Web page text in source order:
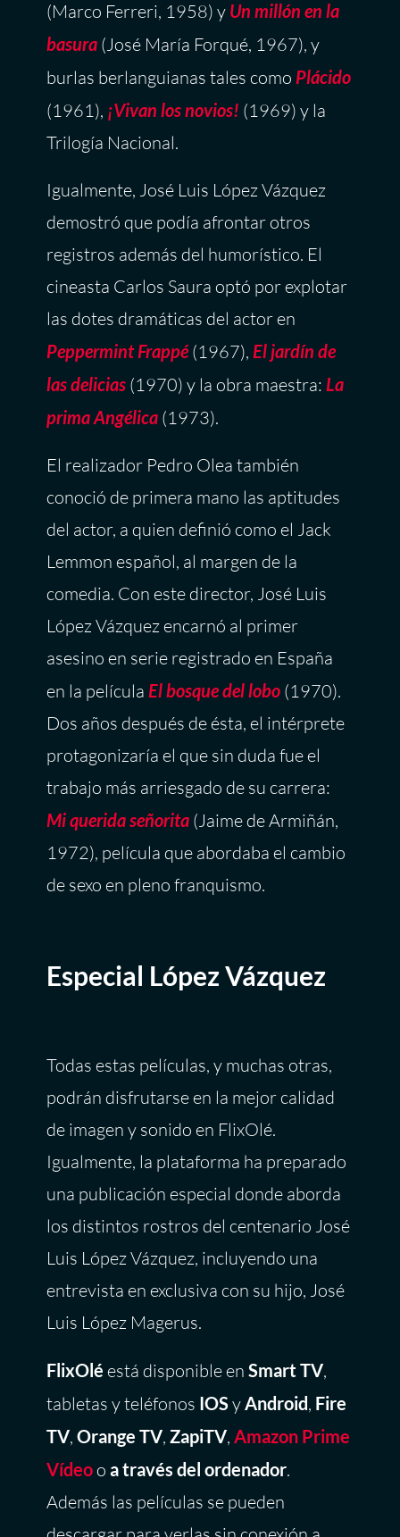
(Marco Ferreri, 1958) y Un millón en la
basura (José María Forqué, 1967), y
burlas berlanguianas tales como Plácido
(1961), ¡Vivan los novios! (1969) y la
Trilogía Nacional.
Igualmente, José Luis López Vázquez
demostró que podía afrontar otros
registros además del humorístico. El
cineasta Carlos Saura optó por explotar
las dotes dramáticas del actor en
Peppermint Frappé(1967),El jardín de
las delicias (1970) y la obra maestra:La
prima Angélica (1973).
El realizador Pedro Olea también
conoció de primera mano las aptitudes
del actor, a quien definió como el Jack
Lemmon español, al margen de la
comedia. Con este director, José Luis
López Vázquez encarnó al primer
asesino en serie registrado en España
en la películaEl bosque del lobo (1970).
Dos años después de ésta, el intérprete
protagonizaría el que sin duda fue el
trabajo más arriesgado de su carrera:
Mi querida señorita (Jaime de Armiñán,
1972), película que abordaba el cambio
de sexo en pleno franquismo.
Especial López Vázquez
Todas estas películas, y muchas otras,
podrán disfrutarse en la mejor calidad
de imagen y sonido en FlixOlé.
Igualmente, la plataforma ha preparado
una publicación especial donde aborda
los distintos rostros del centenario José
Luis López Vázquez, incluyendo una
entrevista en exclusiva con su hijo, José
Luis López Magerus.
FlixOléestá disponible enSmart TV,
tabletas y teléfonos IOS yAndroid, Fire
TV,Orange TV,ZapiTV,Amazon Prime
Vídeo oa través del ordenador.
Además las películas se pueden